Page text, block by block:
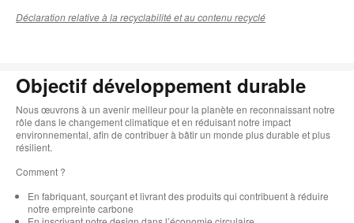
Déclaration relative à la recyclabilité et au contenu recyclé
Objectif développement durable
Nous œuvrons à un avenir meilleur pour la planète en reconnaissant notre
rôle dans le changement climatique et en réduisant notre impact
environnemental, afin de contribuer à bâtir un monde plus durable et plus
résilient. ​
Comment ?​
En fabriquant, sourçant et livrant des produits qui contribuent à réduire
notre empreinte carbone